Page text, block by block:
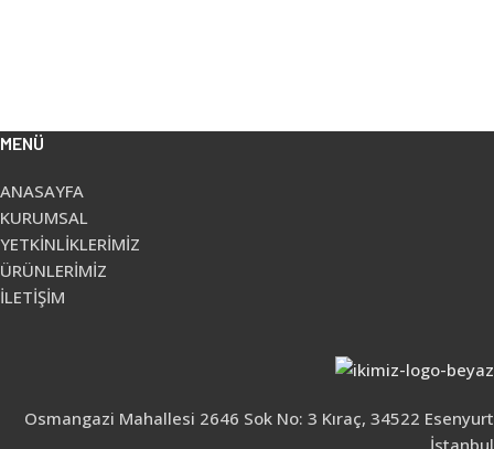
MENÜ
ANASAYFA
KURUMSAL
YETKİNLİKLERİMİZ
ÜRÜNLERİMİZ
İLETİŞİM
Osmangazi Mahallesi 2646 Sok No: 3 Kıraç, 34522 Esenyurt
İstanbul